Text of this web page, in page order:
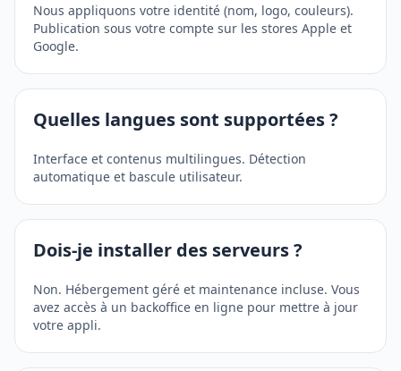
Nous appliquons votre identité (nom, logo, couleurs).
Publication sous votre compte sur les stores Apple et
Google.
Quelles langues sont supportées ?
Interface et contenus multilingues. Détection
automatique et bascule utilisateur.
Dois-je installer des serveurs ?
Non. Hébergement géré et maintenance incluse. Vous
avez accès à un backoffice en ligne pour mettre à jour
votre appli.